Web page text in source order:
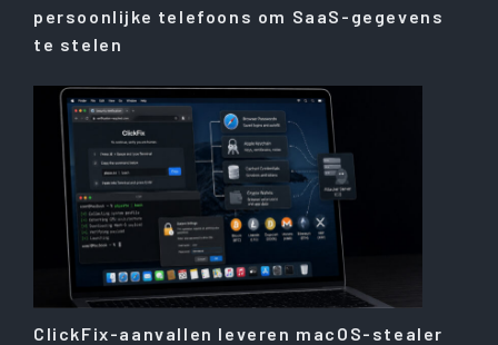
persoonlijke telefoons om SaaS-gegevens
te stelen
ClickFix-aanvallen leveren macOS-stealer